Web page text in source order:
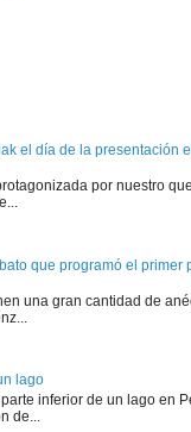
el día de la presentación
por nuestro
que programó el primer
una gran cantidad de
lago
inferior de un lago en
de...